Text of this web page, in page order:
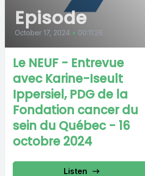
Episode
October 17, 2024 • 00:11:26
Le NEUF - Entrevue
avec Karine-Iseult
Ippersiel, PDG de la
Fondation cancer du
sein du Québec - 16
octobre 2024
Listen